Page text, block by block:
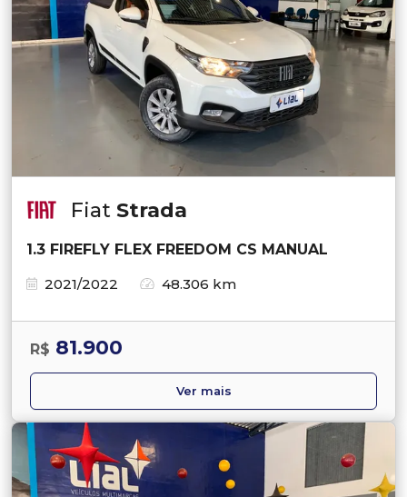
Fiat Strada
1.3 FIREFLY FLEX FREEDOM CS MANUAL
2021/2022
48.306 km
R$ 81.900
Ver mais